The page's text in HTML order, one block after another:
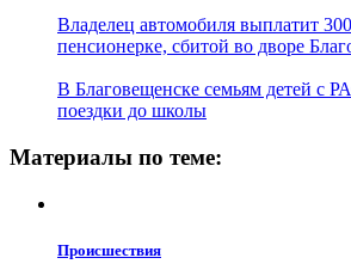
Владелец автомобиля выплатит
пенсионерке, сбитой во дворе
В Благовещенске семьям детей с
поездки до школы
Материалы по теме:
Проиcшествия